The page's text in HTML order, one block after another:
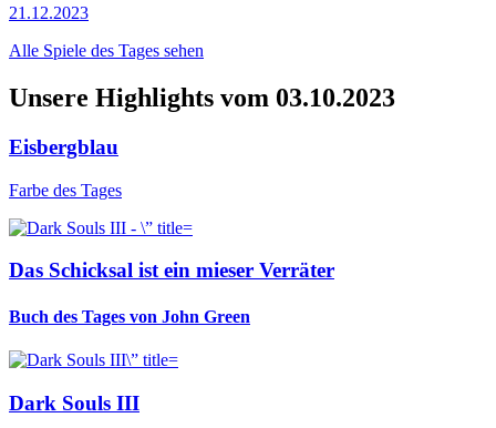
21.12.2023
Alle Spiele des Tages sehen
Unsere Highlights vom 03.10.2023
Eisbergblau
Farbe des Tages
Das Schicksal ist ein mieser Verräter
Buch des Tages von John Green
Dark Souls III